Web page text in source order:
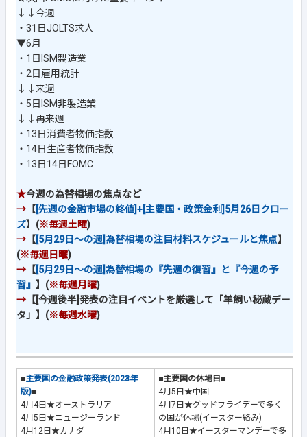
↓↓今週
・31日JOLTS求人
▼6月
・1日ISM製造業
・2日雇用統計
↓↓来週
・5日ISM非製造業
↓↓再来週
・13日消費者物価指数
・14日生産者物価指数
・13日14日FOMC
★今週の為替相場の焦点など
→ 【[先週の金融市場の終値]+[主要国・政策金利]5月26日クロー
ズ】(※毎週土曜)
→ 【[5月29日～の週]為替相場の注目材料スケジュールと焦点】
(※毎週日曜)
→ 【[5月29日～の週]為替相場の『先週の復習』と『今週の予
習』 】(※毎週月曜)
→ 【[今週後半]発表の注目イベントを厳選して「羊飼い秘蔵デー
タ」】(※毎週水曜)
■主要国の金融政策発表(2023年
版)■
4月4日★オーストラリア
4月5日★ニュージーランド
4月12日★カナダ
■主要国の休場日■
4月5日★中国
4月7日★グッドフライデーで多く
の国が休場(イースター絡み)
4月10日★イースターマンデーで多